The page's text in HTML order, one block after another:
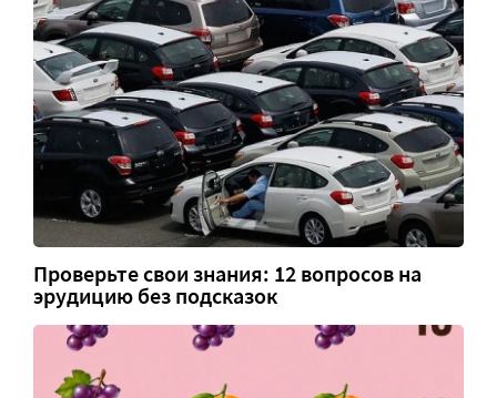
Проверьте свои знания: 12 вопросов на
эрудицию без подсказок